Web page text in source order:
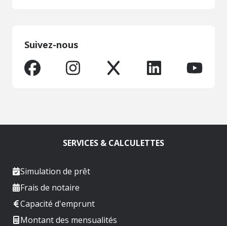
Suivez-nous
SERVICES & CALCULETTES
Simulation de prêt
Frais de notaire
Capacité d'emprunt
Montant des mensualités